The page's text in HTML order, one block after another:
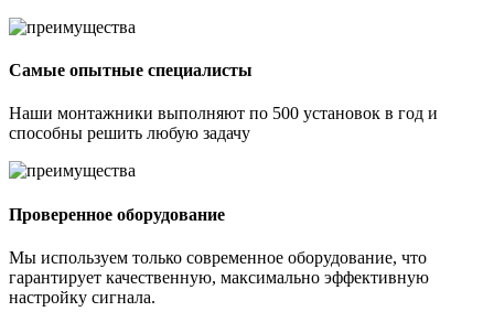
Самые опытные специалисты
Наши монтажники выполняют по 500 установок в год и
способны решить любую задачу
Проверенное оборудование
Мы используем только современное оборудование, что
гарантирует качественную, максимально эффективную
настройку сигнала.